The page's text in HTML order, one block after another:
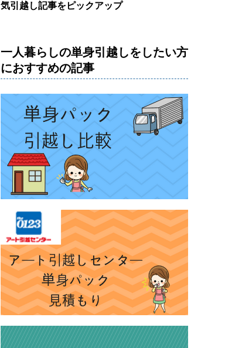
気引越し記事をピックアップ
一人暮らしの単身引越しをしたい方
におすすめの記事